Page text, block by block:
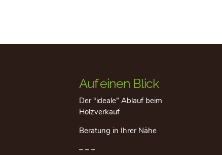
Auf einen Blick
Der “ideale” Ablauf beim
Holzverkauf
Beratung in Ihrer Nähe
– – –